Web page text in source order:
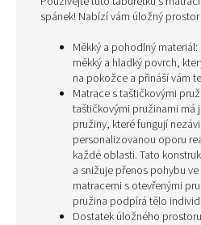
spánek! Nabízí vám úložný
Měkký a pohodlný
měkký a hladký povrch,
na pokožce a přináší vám
Matrace s taštičkovými
taštičkovými pružinami má
pružiny, které fungují
personalizovanou oporu
každé oblasti. Tato
a snižuje přenos pohybu
matracemi s otevřenými
pružina podpírá tělo
Dostatek úložného